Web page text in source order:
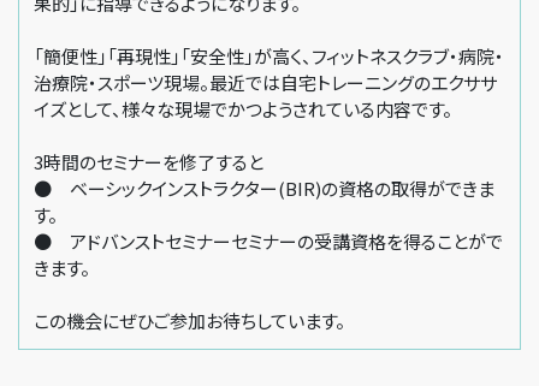
「簡便性」「再現性」「安全性」が高く、フィットネスクラブ・病院・
治療院・スポーツ現場。最近では自宅トレーニングのエクササ
イズとして、様々な現場でかつようされている内容です。
3時間のセミナーを修了すると
● ベーシックインストラクター(BIR)の資格の取得ができま
す。
● アドバンストセミナーセミナーの受講資格を得ることがで
きます。
この機会にぜひご参加お待ちしています。